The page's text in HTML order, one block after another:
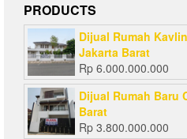
PRODUCTS
Dijual Rumah
Jakarta Barat
Rp 6.000.000.000
Dijual Rumah Baru
Barat
Rp 3.800.000.000